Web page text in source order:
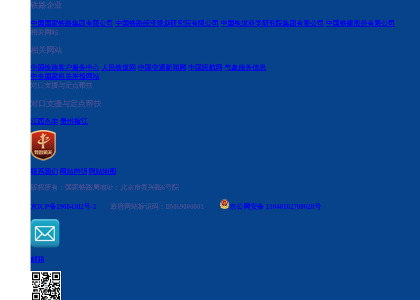
铁路企业
中国国家铁路集团有限公司 中国铁路经济规划研究院有限公司 中国铁道科学研究院集团有限公司 中国铁建股份有限公司
相关网站
相关网站
中国铁路客户服务中心 人民铁道网 中国交通新闻网 中国民航网 气象服务信息
中央国家机关举报网站
对口支援与定点帮扶
对口支援与定点帮扶
江西永丰 贵州榕江
联系我们 网站声明 网站地图
版权所有：国家铁路局地址：北京市复兴路6号院
京ICP备19004382号-1 政府网站标识码：BM69000001 京公网安备 11040102700028号
邮箱